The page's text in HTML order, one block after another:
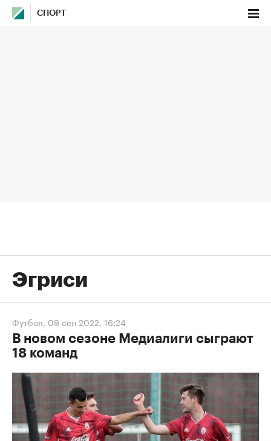
СПОРТ
Эгриси
Футбол, 09 сен 2022, 16:24
В новом сезоне Медиалиги сыграют
18 команд